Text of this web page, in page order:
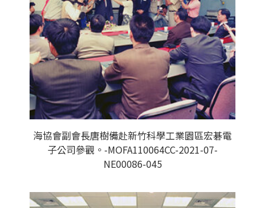
海協會副會長唐樹備赴新竹科學工業園區宏碁電
子公司參觀。-MOFA110064CC-2021-07-
NE00086-045